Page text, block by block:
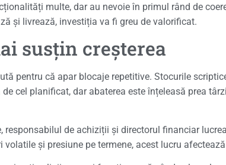
multe, dar au nevoie în primul rând de
și livrează, investiția va fi greu de valorificat.
susțin creșterea
pentru că apar blocaje repetitive. Stocurile
cel planificat, dar abaterea este înțeleasă prea
de achiziții și directorul financiar
și presiune pe termene, acest lucru